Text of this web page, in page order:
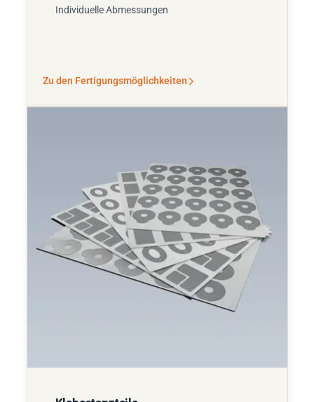
Individuelle Abmessungen
Zu den Fertigungsmöglichkeiten